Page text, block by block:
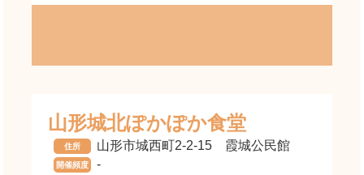
山形城北ぽかぽか食堂
住所 山形市城西町2-2-15 霞城公民館
開催頻度 -